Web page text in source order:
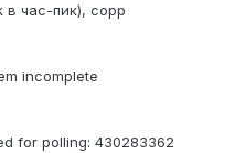
час-пик), copp
incomplete
for polling: 430283362